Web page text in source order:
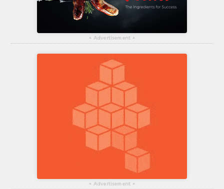
▴ Advertisement ▴
▴ Advertisement ▴